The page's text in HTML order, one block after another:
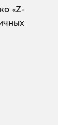
«Z-